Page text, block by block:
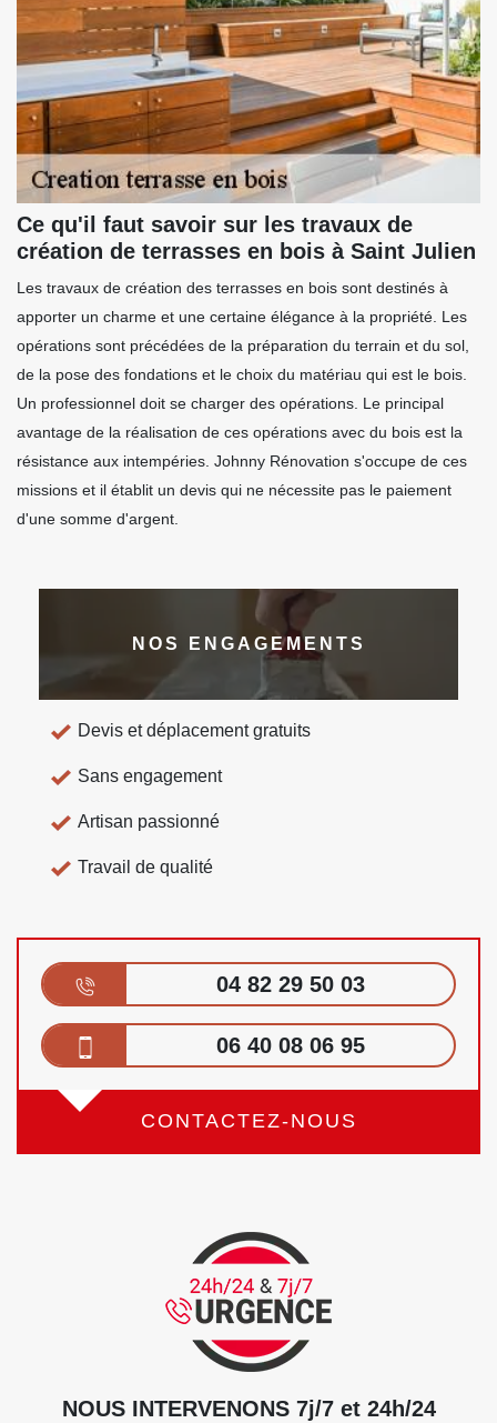
Ce qu'il faut savoir sur les travaux de
création de terrasses en bois à Saint Julien
Les travaux de création des terrasses en bois sont destinés à
apporter un charme et une certaine élégance à la propriété. Les
opérations sont précédées de la préparation du terrain et du sol,
de la pose des fondations et le choix du matériau qui est le bois.
Un professionnel doit se charger des opérations. Le principal
avantage de la réalisation de ces opérations avec du bois est la
résistance aux intempéries. Johnny Rénovation s'occupe de ces
missions et il établit un devis qui ne nécessite pas le paiement
d'une somme d'argent.
NOS ENGAGEMENTS
Devis et déplacement gratuits
Sans engagement
Artisan passionné
Travail de qualité
04 82 29 50 03
06 40 08 06 95
CONTACTEZ-NOUS
NOUS INTERVENONS 7j/7 et 24h/24